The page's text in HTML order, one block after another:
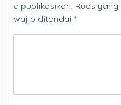
dipublikasikan. Ruas yang
wajib ditandai*